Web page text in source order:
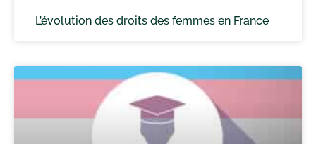
L’évolution des droits des femmes en France